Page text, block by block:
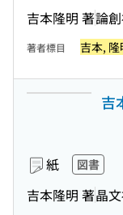
吉本隆明 著論
著者標目 吉本,
吉
紙 図書
吉本隆明 著晶